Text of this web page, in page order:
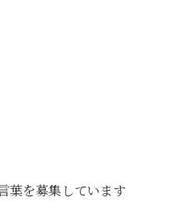
葉を募集しています